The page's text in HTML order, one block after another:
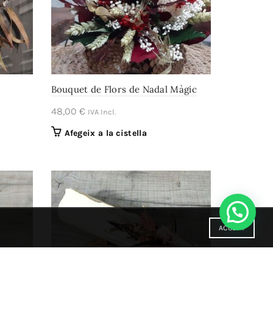
Bouquet de Flors de Nadal Màgic
48,00 € IVA Incl.
Afegeix a la cistella
ACCEPT